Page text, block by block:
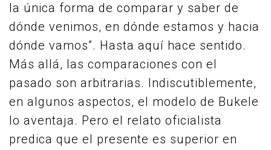
la única forma de comparar y saber de
dónde venimos, en dónde estamos y hacia
dónde vamos”. Hasta aquí hace sentido.
Más allá, las comparaciones con el
pasado son arbitrarias. Indiscutiblemente,
en algunos aspectos, el modelo de Bukele
lo aventaja. Pero el relato oficialista
predica que el presente es superior en